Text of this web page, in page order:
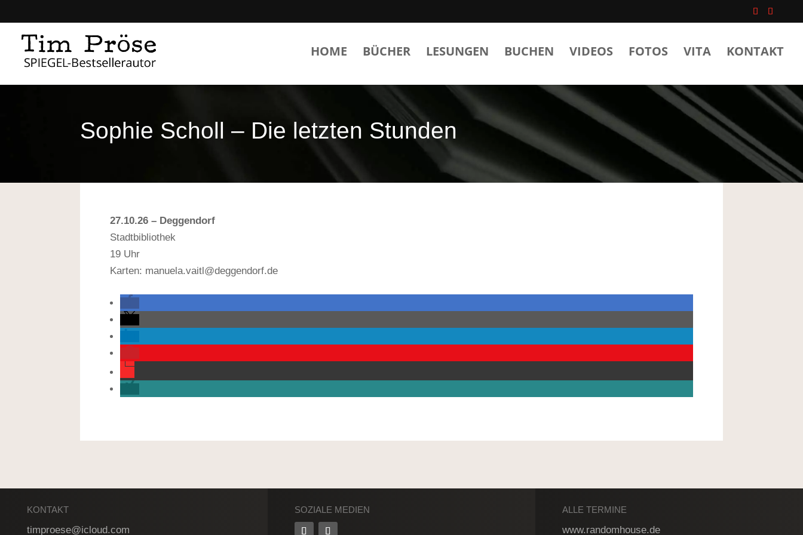
HOME BÜCHER LESUNGEN BUCHEN VIDEOS FOTOS VITA KONTAKT
Sophie Scholl – Die letzten Stunden
27.10.26 – Deggendorf
Stadtbibliothek
19 Uhr
Karten: manuela.vaitl@deggendorf.de
KONTAKT
timproese@icloud.com
SOZIALE MEDIEN ALLE TERMINE
www.randomhouse.de